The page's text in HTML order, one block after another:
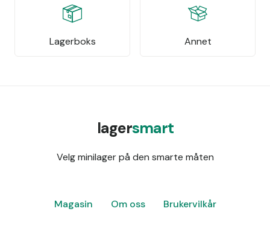
Lagerboks Annet
lagersmart
Velg minilager på den smarte måten
Magasin Om oss Brukervilkår